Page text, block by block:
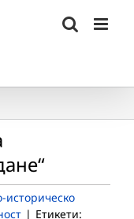
историческо
| Етикети: